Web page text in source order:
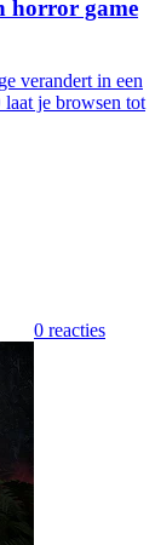
horror game
verandert in een
je browsen tot
0 reacties